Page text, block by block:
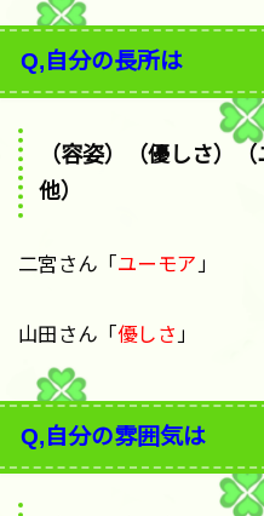
Q,自分の長所は
（容姿）（優しさ）
他）
二宮さん「ユーモア 」
山田さん「優しさ 」
Q,自分の雰囲気は